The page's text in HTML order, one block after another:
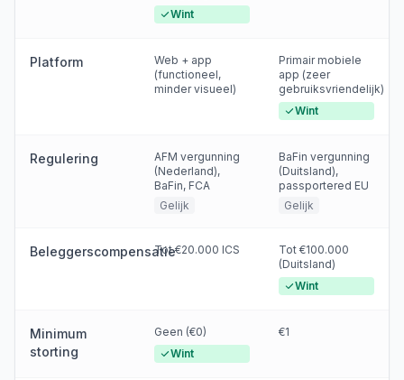
Wint
Platform
Web + app
(functioneel,
minder visueel)
Primair mobiele
app (zeer
gebruiksvriendelijk)
Wint
Regulering
AFM vergunning
(Nederland),
BaFin, FCA
Gelijk
BaFin vergunning
(Duitsland),
passportered EU
Gelijk
BeleggerscompensatieTot €20.000 ICS
Tot €100.000
(Duitsland)
Wint
Minimum
storting
Geen (€0)
Wint
€1